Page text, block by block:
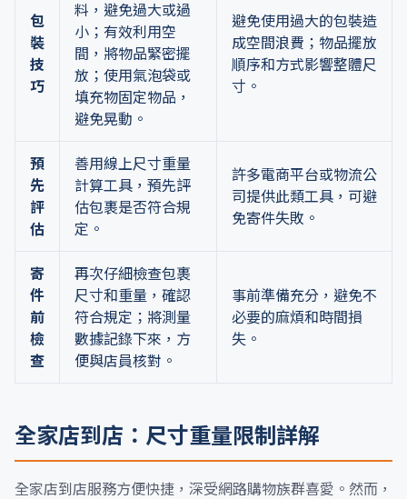
包
裝
技
巧
料，避免過大或過
小；有效利用空
間，將物品緊密擺
放；使用氣泡袋或
填充物固定物品，
避免晃動。
避免使用過大的包裝造
成空間浪費；物品擺放
順序和方式影響整體尺
寸。
預
先
評
估
善用線上尺寸重量
計算工具，預先評
估包裹是否符合規
定。
許多電商平台或物流公
司提供此類工具，可避
免寄件失敗。
寄
件
前
檢
查
再次仔細檢查包裹
尺寸和重量，確認
符合規定；將測量
數據記錄下來，方
便與店員核對。
事前準備充分，避免不
必要的麻煩和時間損
失。
全家店到店：尺寸重量限制詳解
全家店到店服務方便快捷，深受網路購物族群喜愛。然而，